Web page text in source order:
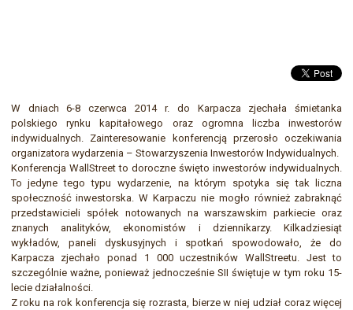
W dniach 6-8 czerwca 2014 r. do Karpacza zjechała śmietanka
polskiego rynku kapitałowego oraz ogromna liczba inwestorów
indywidualnych. Zainteresowanie konferencją przerosło oczekiwania
organizatora wydarzenia – Stowarzyszenia Inwestorów Indywidualnych.
Konferencja WallStreet to doroczne święto inwestorów indywidualnych.
To jedyne tego typu wydarzenie, na którym spotyka się tak liczna
społeczność inwestorska. W Karpaczu nie mogło również zabraknąć
przedstawicieli spółek notowanych na warszawskim parkiecie oraz
znanych analityków, ekonomistów i dziennikarzy. Kilkadziesiąt
wykładów, paneli dyskusyjnych i spotkań spowodowało, że do
Karpacza zjechało ponad 1 000 uczestników WallStreetu. Jest to
szczególnie ważne, ponieważ jednocześnie SII świętuje w tym roku 15-
lecie działalności.
Z roku na rok konferencja się rozrasta, bierze w niej udział coraz więcej